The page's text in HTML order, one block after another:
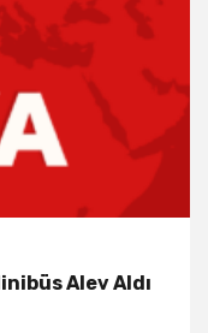
Alev Aldı